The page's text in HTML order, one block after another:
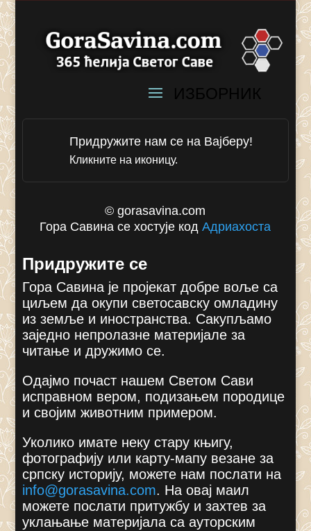
Придружите нам се на Вајберу!
Кликните на иконицу.
© gorasavina.com
Гора Савина се хостује кодАдриахоста
Придружите се
Гора Савина је пројекат добре воље са
циљем да окупи светосавску омладину
из земље и иностранства. Сакупљамо
заједно непролазне материјале за
читање и дружимо се.
Одајмо почаст нашем Светом Сави
исправном вером, подизањем породице
и својим животним примером.
Уколико имате неку стару књигу,
фотографију или карту-мапу везане за
српску историју, можете нам послати на
info@gorasavina.com. На овај маил
можете послати притужбу и захтев за
уклањање материјала са ауторским